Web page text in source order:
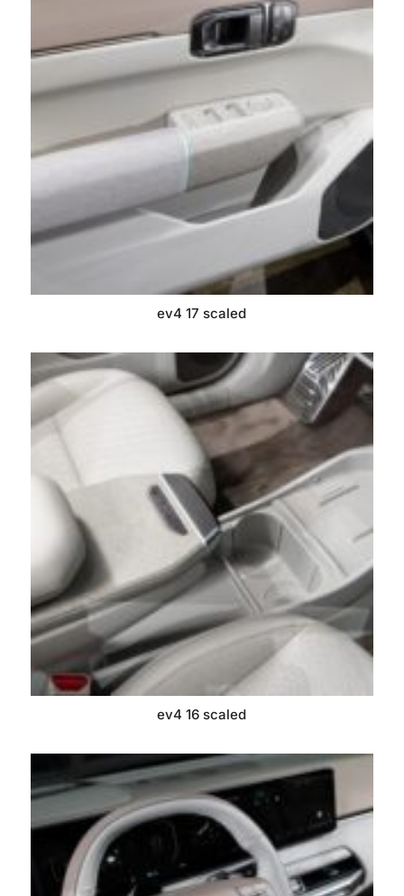
ev4 17 scaled
ev4 16 scaled